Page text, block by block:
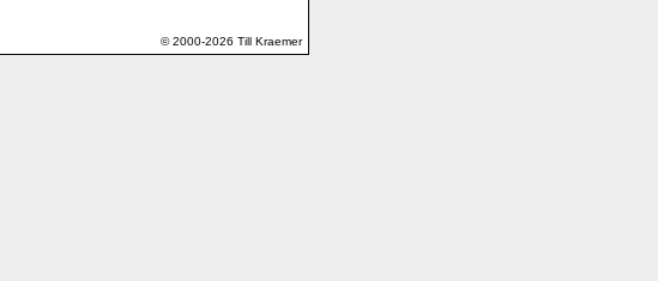
© 2000-2026 Till Kraemer